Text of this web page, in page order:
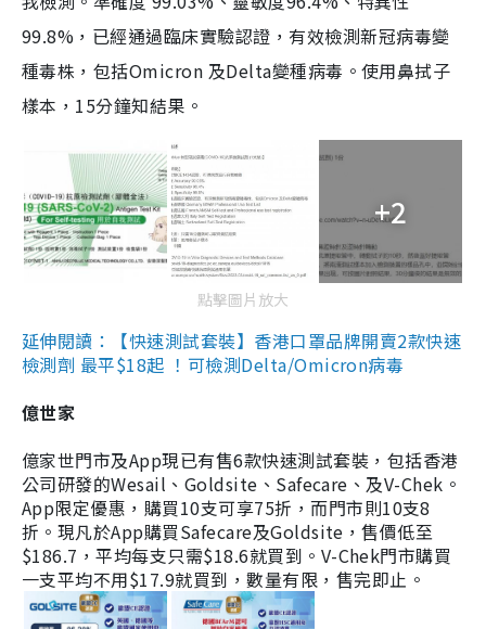
99.8%，已經通過臨床實驗認證，有效檢測新冠病毒變
種毒株，包括Omicron 及Delta變種病毒。使用鼻拭子
樣本，15分鐘知結果。
+2
點擊圖片放大
延伸閱讀：【快速測試套裝】香港口罩品牌開賣2款快速
檢測劑 最平$18起 ！可檢測Delta/Omicron病毒
億世家
億家世門市及App現已有售6款快速測試套裝，包括香港
公司研發的Wesail、Goldsite、Safecare、及V-Chek。
App限定優惠，購買10支可享75折，而門市則10支8
折。現凡於App購買Safecare及Goldsite，售價低至
$186.7，平均每支只需$18.6就買到。V-Chek門市購買
一支平均不用$17.9就買到，數量有限，售完即止。